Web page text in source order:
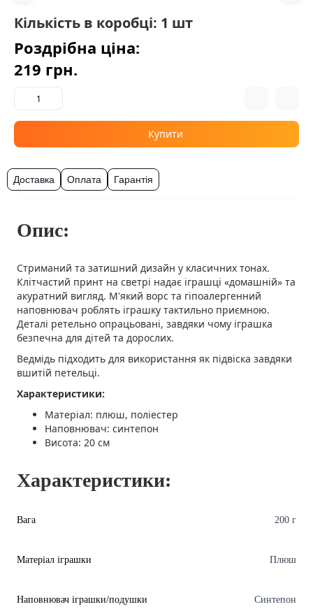
Кількість в коробці: 1 шт
Роздрібна ціна:
219 грн.
Купити
Доставка Оплата Гарантія
Опис:
Стриманий та затишний дизайн у класичних тонах.
Клітчастий принт на светрі надає іграшці «домашній» та
акуратний вигляд. М'який ворс та гіпоалергенний
наповнювач роблять іграшку тактильно приємною.
Деталі ретельно опрацьовані, завдяки чому іграшка
безпечна для дітей та дорослих.
Ведмідь підходить для використання як підвіска завдяки
вшитій петельці.
Характеристики:
Матеріал: плюш, поліестер
Наповнювач: синтепон
Висота: 20 см
Характеристики:
Вага 200 г
Матеріал іграшки Плюш
Наповнювач іграшки/подушки Синтепон